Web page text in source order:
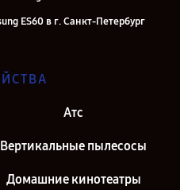
ES60 в г. Санкт-Петербург
Атс
Вертикальные пылесосы
Домашние кинотеатры